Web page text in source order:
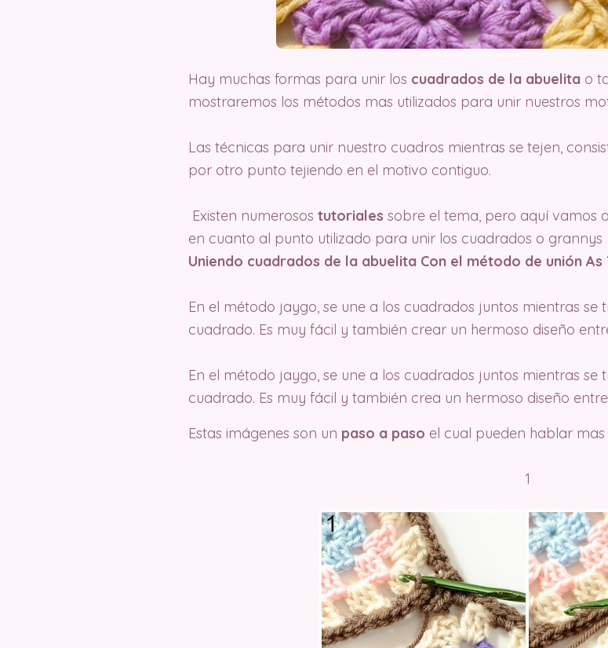
Hay muchas formas para unir los cuadrados de la abuelita o
mostraremos los métodos mas utilizados para unir nuestros
Las técnicas para unir nuestro cuadros mientras se tejen,
por otro punto tejiendo en el motivo contiguo.
Existen numerosos tutoriales sobre el tema, pero aquí vamos
en cuanto al punto utilizado para unir los cuadrados o grannys
Uniendo cuadrados de la abuelita Con el método de unión
En el método jaygo, se une a los cuadrados juntos mientras
cuadrado. Es muy fácil y también crear un hermoso diseño
En el método jaygo, se une a los cuadrados juntos mientras
cuadrado. Es muy fácil y también crea un hermoso diseño
Estas imágenes son un paso a paso el cual pueden hablar
1